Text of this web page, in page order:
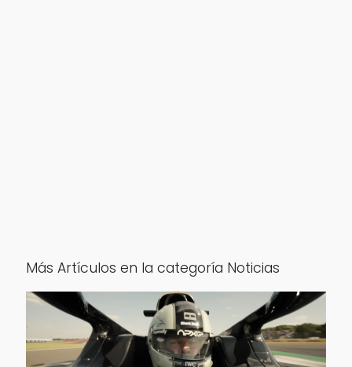
Más Artículos en la categoría Noticias